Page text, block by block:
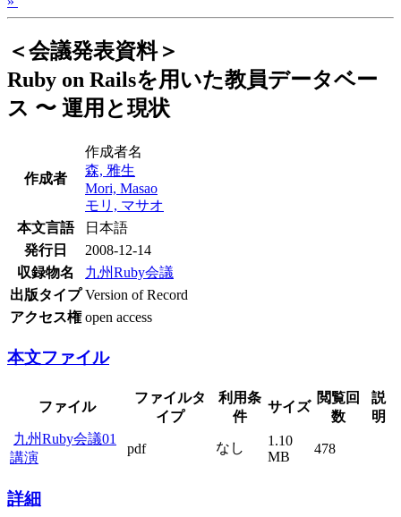
＜会議発表資料＞
Ruby on Railsを用いた教員データベー
ス 〜 運用と現状
作成者
作成者名
森, 雅生
Mori, Masao
モリ, マサオ
本文言語
日本語
発行日
2008-12-14
収録物名
九州Ruby会議
出版タイプ Version of Record
アクセス権 open access
本文ファイル
ファイル
ファイルタ
イプ
利用条
件
サイズ
閲覧回
数
説
明
九州Ruby会議01
講演
pdf なし
1.10
MB
478
詳細